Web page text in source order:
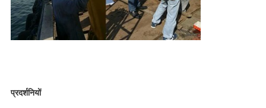
प्रदर्शनियों